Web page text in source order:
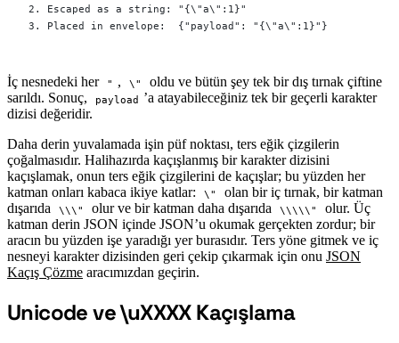
2. Escaped as a string: "{\"a\":1}"
3. Placed in envelope:  {"payload": "{\"a\":1}"}
İç nesnedeki her " , \"
oldu ve bütün şey tek bir dış tırnak çiftine
sarıldı. Sonuç,
payload
’a atayabileceğiniz tek bir geçerli karakter
dizisi değeridir.
Daha derin yuvalamada işin püf noktası, ters eğik çizgilerin
çoğalmasıdır. Halihazırda kaçışlanmış bir karakter dizisini
kaçışlamak, onun ters eğik çizgilerini de kaçışlar; bu yüzden her
katman onları kabaca ikiye katlar:
\"
olan bir iç tırnak, bir katman
dışarıda
\\\" olur ve bir katman daha dışarıda \\\\\"
olur. Üç
katman derin JSON içinde JSON’u okumak gerçekten zordur; bir
aracın bu yüzden işe yaradığı yer burasıdır. Ters yöne gitmek ve iç
nesneyi karakter dizisinden geri çekip çıkarmak için onu JSON
Kaçış Çözme aracımızdan geçirin.
#
Unicode ve \uXXXX Kaçışlama